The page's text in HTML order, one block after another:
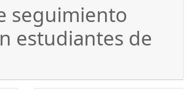
seguimiento
estudiantes de